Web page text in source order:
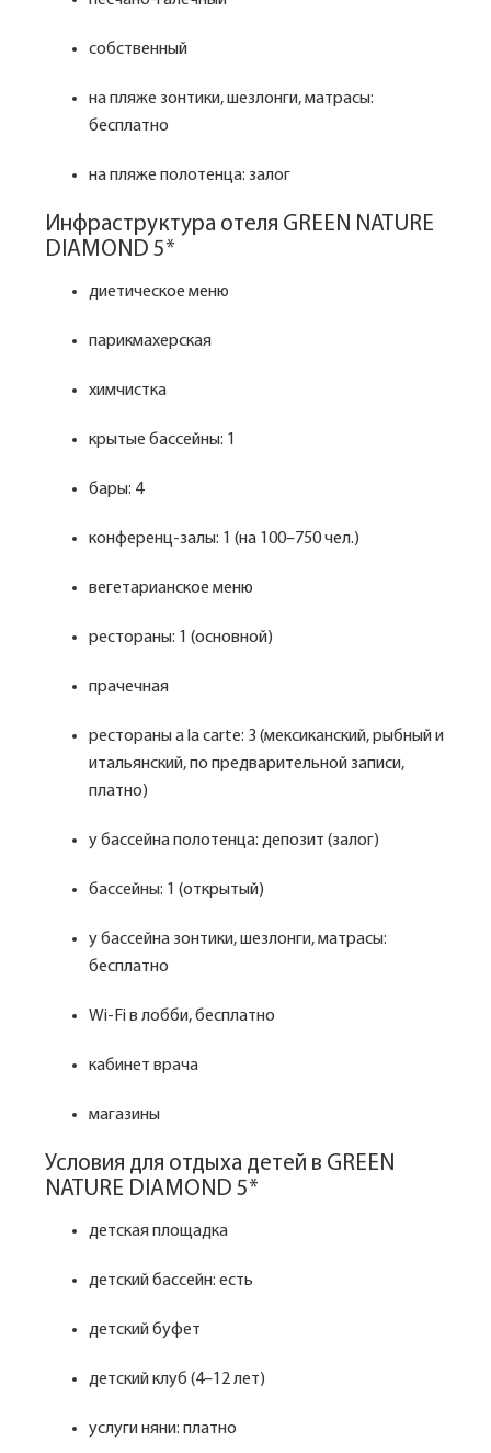
собственный
на пляже зонтики, шезлонги, матрасы:
бесплатно
на пляже полотенца: залог
Инфраструктура отеля GREEN NATURE
DIAMOND 5*
диетическое меню
парикмахерская
химчистка
крытые бассейны: 1
бары: 4
конференц-залы: 1 (на 100–750 чел.)
вегетарианское меню
рестораны: 1 (основной)
прачечная
рестораны a la carte: 3 (мексиканский, рыбный и
итальянский, по предварительной записи,
платно)
у бассейна полотенца: депозит (залог)
бассейны: 1 (открытый)
у бассейна зонтики, шезлонги, матрасы:
бесплатно
Wi-Fi в лобби, бесплатно
кабинет врача
магазины
Условия для отдыха детей в GREEN
NATURE DIAMOND 5*
детская площадка
детский бассейн: есть
детский буфет
детский клуб (4–12 лет)
услуги няни: платно